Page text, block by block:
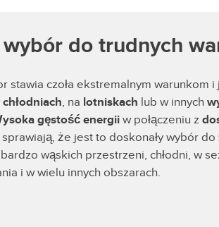
do trudnych
stawia czoła ekstremalnym warunkom
chłodniach, na lotniskach lub w innych
gęstość energiiw połączeniu z
sprawiają, że jest to doskonały wybór do
wąskich przestrzeni, chłodni, w
i w wielu innych obszarach.